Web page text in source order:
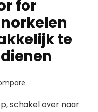
for
te
schakel over naar